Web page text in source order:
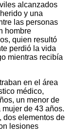
alcanzados
y una
las personas
hombre
quien resultó
perdió la vida
mientras recibía
en el área
médico,
un menor de
de 43 años.
dos elementos de
lesiones